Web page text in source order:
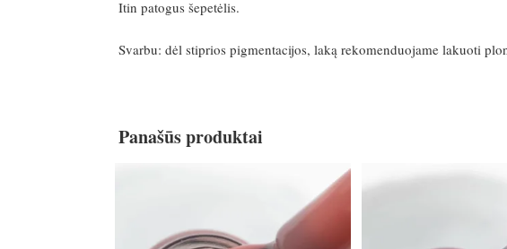
Itin patogus šepetėlis.
Svarbu: dėl stiprios pigmentacijos, laką rekomenduojame lakuoti
Panašūs produktai